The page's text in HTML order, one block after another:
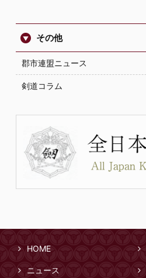
その他
郡市連盟ニュース
剣道コラム
HOME
ニュース